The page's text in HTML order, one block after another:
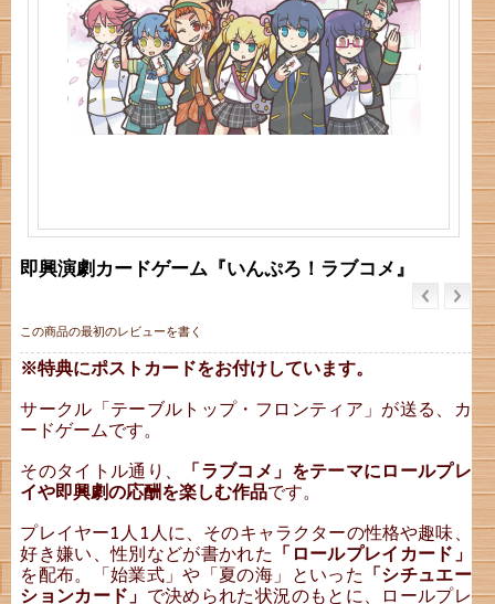
即興演劇カードゲーム『いんぷろ！ラブコメ』
この商品の最初のレビューを書く
※特典にポストカードをお付けしています。
サークル「テーブルトップ・フロンティア」が送る、カ
ードゲームです。
そのタイトル通り、
「ラブコメ」をテーマにロールプレ
イや即興劇の応酬を楽しむ作品です。
プレイヤー1人1人に、そのキャラクターの性格や趣味、
好き嫌い、性別などが書かれた 「ロールプレイカード」
を配布。「始業式」や「夏の海」といった 「シチュエー
ションカード」 で決められた状況のもとに、ロールプレ